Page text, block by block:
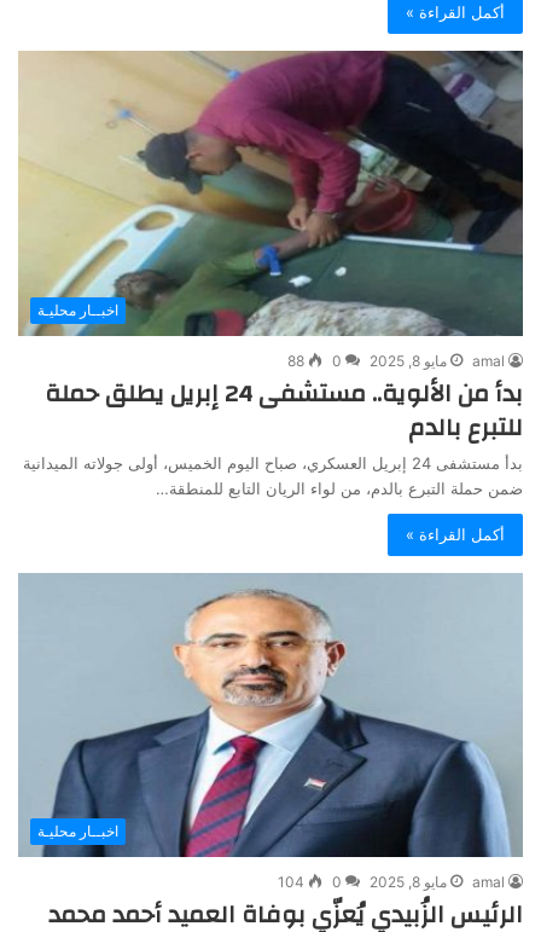
أكمل القراءة »
اخبــار محليـة
amal مايو 8, 2025 0
88
بدأ من الألوية.. مستشفى 24 إبريل يطلق حملة
للتبرع بالدم
بدأ مستشفى 24 إبريل العسكري، صباح اليوم الخميس، أولى جولاته الميدانية
ضمن حملة التبرع بالدم، من لواء الريان التابع للمنطقة…
أكمل القراءة »
اخبــار محليـة
amal مايو 8, 2025 0
104
الرئيس الزُبيدي يُعزّي بوفاة العميد أحمد محمد